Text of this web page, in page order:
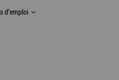
d'emploi